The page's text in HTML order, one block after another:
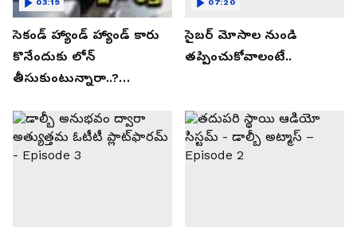
సెకండ్ హ్యాండ్ హ్యాండ్ కారు
కొనేందుకు లోన్
తీసుకుంటున్నారా..?
తెలుసుకోండి..!
03:19
సైబర్ మోసాల నుండి
తప్పించుకోవాలంటే..
07:20